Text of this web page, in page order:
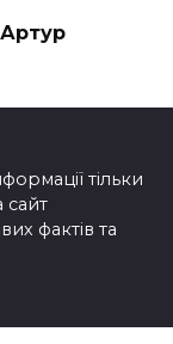
Артур
тільки
сайт
фактів та